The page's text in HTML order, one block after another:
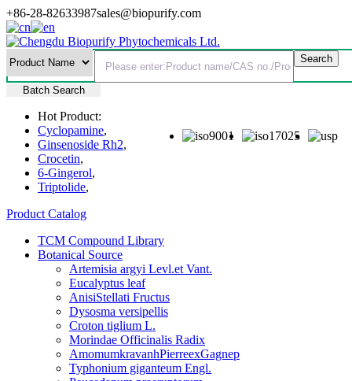
+86-28-82633987sales@biopurify.com
Batch Search
Hot Product:
Cyclopamine,
Ginsenoside Rh2,
Crocetin,
6-Gingerol,
Triptolide,
Product Catalog
TCM Compound Library
Botanical Source
Artemisia argyi Levl.et Vant.
Eucalyptus leaf
AnisiStellati Fructus
Dysosma versipellis
Croton tiglium L.
Morindae Officinalis Radix
AmomumkravanhPierreexGagnep
Typhonium giganteum Engl.